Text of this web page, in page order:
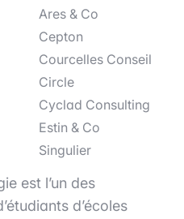
Ares & Co
Cepton
Courcelles Conseil
Circle
Cyclad Consulting
Estin & Co
Singulier
est l’un des
d’écoles